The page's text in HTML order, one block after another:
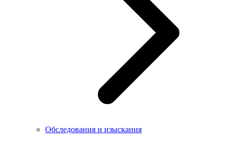
Обследования и изыскания